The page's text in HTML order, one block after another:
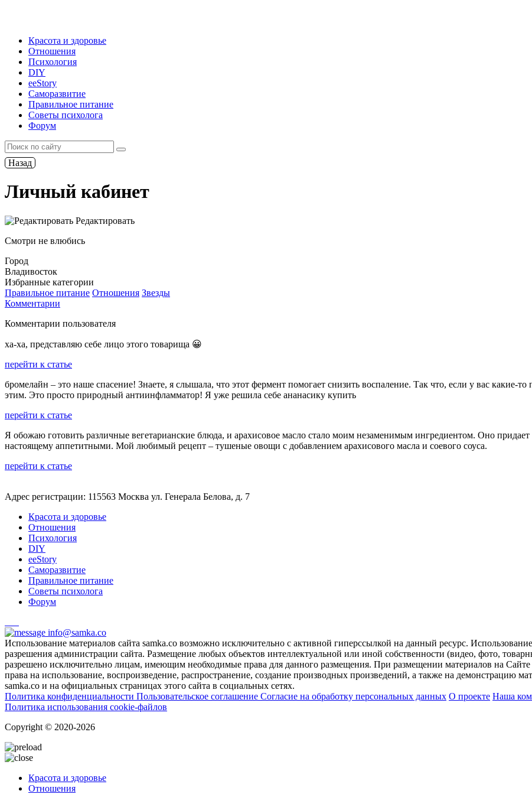
Красота и здоровье
Отношения
Психология
DIY
ееStory
Саморазвитие
Правильное питание
Советы психолога
Форум
Назад
Личный кабинет
Редактировать
Смотри не влюбись
Город
Владивосток
Избранные категории
Правильное питание Отношения Звезды
Комментарии
Комментарии пользователя
ха-ха, представляю себе лицо этого товарища 😀
перейти к статье
бромелайн – это наше спасение! Знаете, я слышала, что этот фермент помогает снизить воспаление. Так что, если у вас
этим. Это просто природный антиинфламматор! Я уже решила себе ананасику купить
перейти к статье
Я обожаю готовить различные вегетарианские блюда, и арахисовое масло стало моим незаменимым ингредиентом. Оно
настоящему аппетитными. Мой любимый рецепт – тушеные овощи с добавлением арахисового масла и соевого соуса.
перейти к статье
Адрес регистрации: 115563 Москва ул. Генерала Белова, д. 7
Красота и здоровье
Отношения
Психология
DIY
ееStory
Саморазвитие
Правильное питание
Советы психолога
Форум
info@samka.co
Использование материалов сайта samka.co возможно исключительно с активной гиперссылкой на данный ресурс.
разрешения администрации сайта. Размещение любых объектов интеллектуальной или иной собственности (видео, фото,
разрешено исключительно лицам, имеющим необходимые права для данного размещения. При размещении материалов на Сайте
права на использование, воспроизведение, распространение, создание производных произведений, а также на демонстрацию
samka.co и на официальных страницах этого сайта в социальных сетях.
Политика конфиденциальности Пользовательское соглашение Согласие на обработку персональных данных О проекте Наша
Политика использования cookie-файлов
Copyright © 2020-2026
Красота и здоровье
Отношения